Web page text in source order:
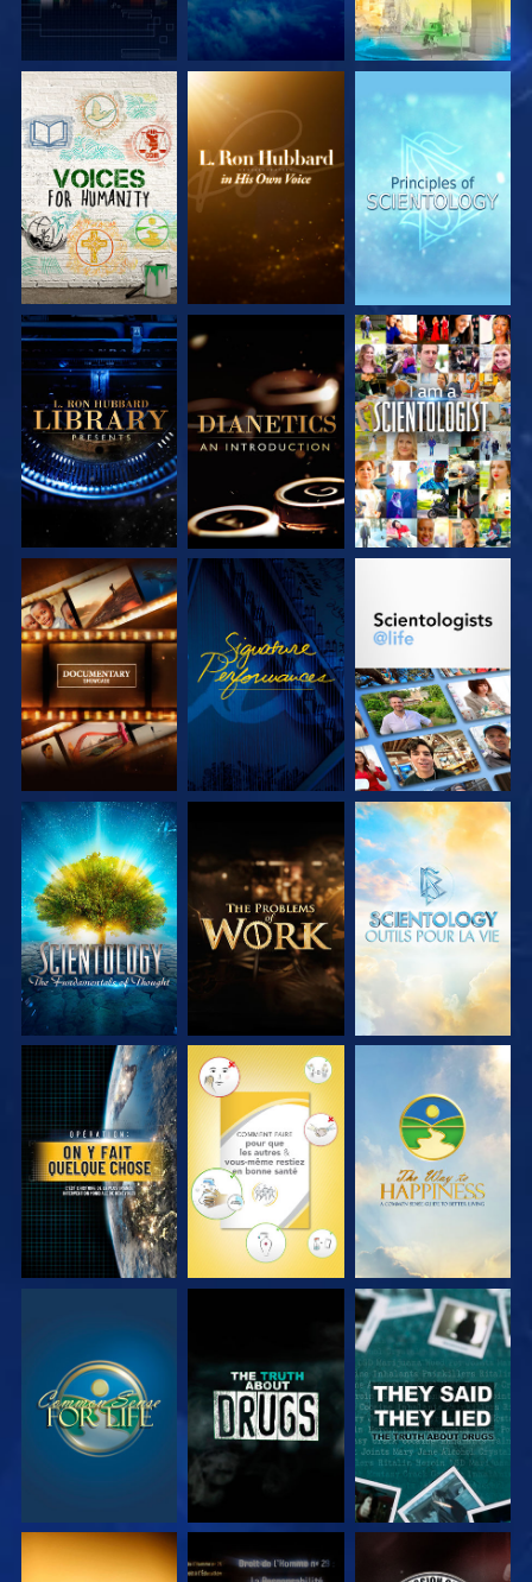
DÉCOUVRIR LES
SÉRIES
DÉCOUVRIR LES
SÉRIES
DÉCOUVRIR LES
SÉRIES
DÉCOUVRIR LES
SÉRIES
DÉCOUVRIR LES
SÉRIES
REGARDER
DÉCOUVRIR LES
SÉRIES
REGARDER
DÉCOUVRIR LES
DÉCOUVRIR LES
SÉRIES
DÉCOUVRIR LES
SÉRIES
DÉCOUVRIR LES
SÉRIES
REGARDER REGARDER REGARDER
REGARDER REGARDER REGARDER